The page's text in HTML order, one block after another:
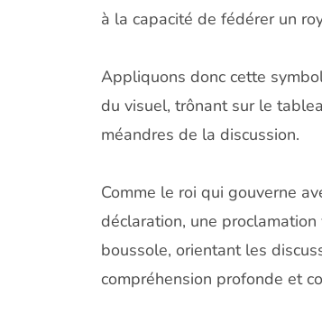
à la capacité de fédérer un
Appliquons donc cette
du visuel, trônant sur le
méandres de la discussion.
Comme le roi qui gouverne
déclaration, une
boussole, orientant les
compréhension profonde et